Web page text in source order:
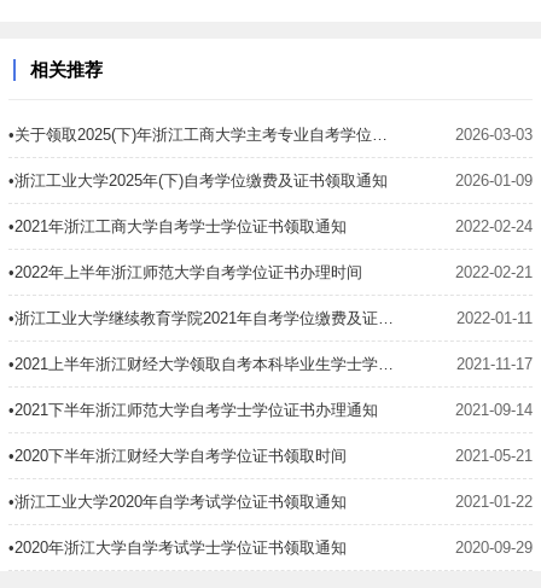
相关推荐
•关于领取2025(下)年浙江工商大学主考专业自考学位证书的通知 2026-03-03
•浙江工业大学2025年(下)自考学位缴费及证书领取通知 2026-01-09
•2021年浙江工商大学自考学士学位证书领取通知 2022-02-24
•2022年上半年浙江师范大学自考学位证书办理时间 2022-02-21
•浙江工业大学继续教育学院2021年自考学位缴费及证书领取通知 2022-01-11
•2021上半年浙江财经大学领取自考本科毕业生学士学位证书通知 2021-11-17
•2021下半年浙江师范大学自考学士学位证书办理通知 2021-09-14
•2020下半年浙江财经大学自考学位证书领取时间 2021-05-21
•浙江工业大学2020年自学考试学位证书​领取通知 2021-01-22
•2020年浙江大学自学考试学士学位证书领取通知 2020-09-29